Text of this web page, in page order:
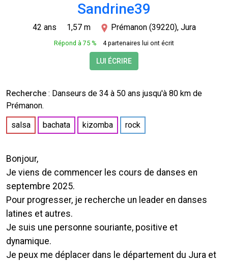
Sandrine39
42 ans 1,57 m Prémanon (39220), Jura
Répond à 75 % 4 partenaires lui ont écrit
LUI ÉCRIRE
Recherche : Danseurs de 34 à 50 ans jusqu'à 80 km de
Prémanon.
salsa
bachata kizomba rock
Bonjour,
Je viens de commencer les cours de danses en
septembre 2025.
Pour progresser, je recherche un leader en danses
latines et autres.
Je suis une personne souriante, positive et
dynamique.
Je peux me déplacer dans le département du Jura et